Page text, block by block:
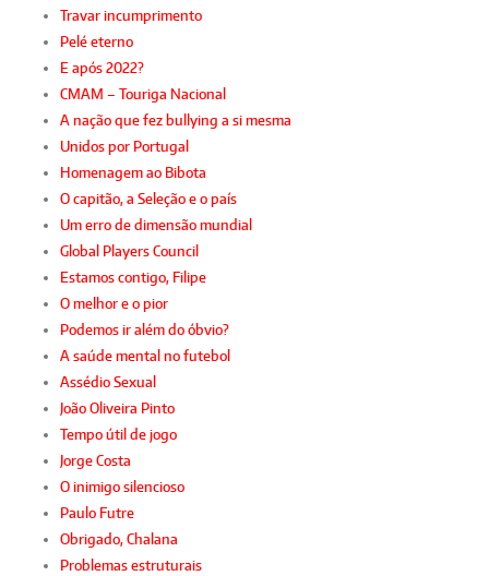
Travar incumprimento
Pelé eterno
E após 2022?
CMAM – Touriga Nacional
A nação que fez bullying a si mesma
Unidos por Portugal
Homenagem ao Bibota
O capitão, a Seleção e o país
Um erro de dimensão mundial
Global Players Council
Estamos contigo, Filipe
O melhor e o pior
Podemos ir além do óbvio?
A saúde mental no futebol
Assédio Sexual
João Oliveira Pinto
Tempo útil de jogo
Jorge Costa
O inimigo silencioso
Paulo Futre
Obrigado, Chalana
Problemas estruturais